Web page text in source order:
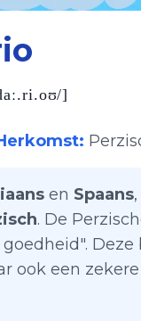
]
en Spaans
. De
ook een